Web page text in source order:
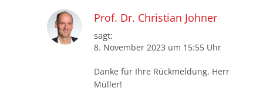
Prof. Dr. Christian Johner
sagt:
8. November 2023 um 15:55 Uhr
Danke für Ihre Rückmeldung, Herr
Müller!